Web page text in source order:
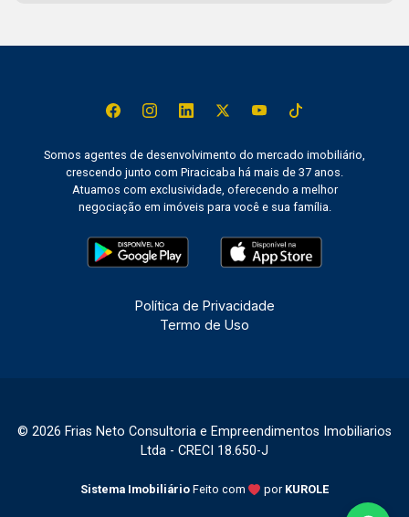
Somos agentes de desenvolvimento do mercado imobiliário,
crescendo junto com Piracicaba há mais de 37 anos.
Atuamos com exclusividade, oferecendo a melhor
negociação em imóveis para você e sua família.
Política de Privacidade
Termo de Uso
© 2026 Frias Neto Consultoria e Empreendimentos Imobiliarios
Ltda - CRECI 18.650-J
Sistema Imobiliário Feito com por KUROLE